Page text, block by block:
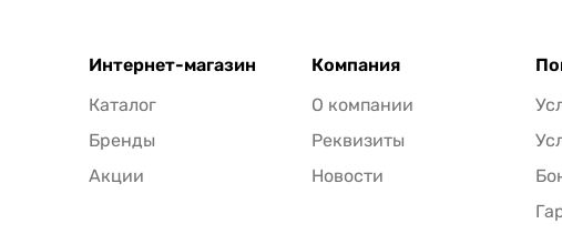
Интернет-магазин
Каталог
Бренды
Акции
Компания
О компании
Реквизиты
Новости